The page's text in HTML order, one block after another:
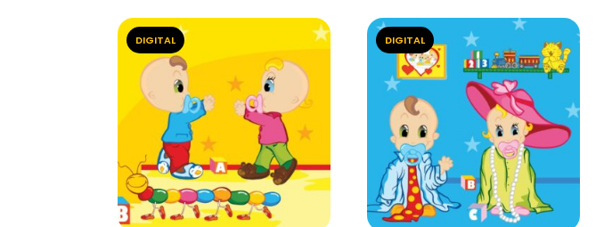
DIGITAL DIGITAL